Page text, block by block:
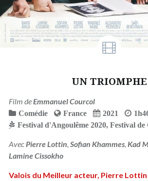
UN TRIOMPHE
Film de Emmanuel Courcol
Comédie France 2021
Festival d'Angoulême 2020, Festival de
Avec Pierre Lottin Sofian Khammes, Kad
Lamine Cissokho
Valois du Meilleur acteur, Pierre Lottin